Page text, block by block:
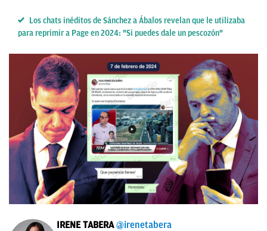
Los chats inéditos de Sánchez a Ábalos revelan que le utilizaba
para reprimir a Page en 2024: "Si puedes dale un pescozón"
IRENE TABERA @irenetabera